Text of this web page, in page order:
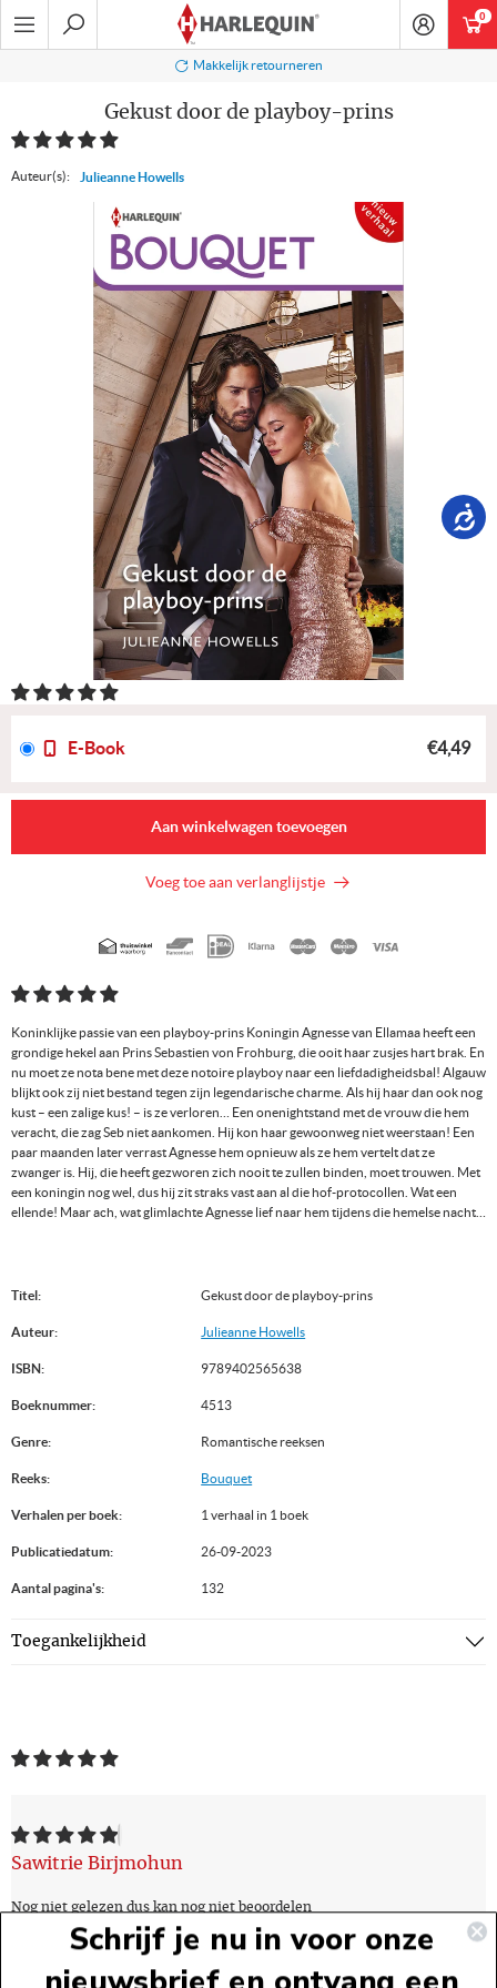
Ga
naar
Makkelijk retourneren
Gekust door de playboy-prins
Auteur(s): Julieanne Howells
Koninklijke passie van een playboy-prins Koningin Agnesse van Ellamaa heeft een
grondige hekel aan Prins Sebastien von Frohburg, die ooit haar zusjes hart brak. En
nu moet ze nota bene met deze notoire playboy naar een liefdadigheidsbal! Algauw
blijkt ook zij niet bestand tegen zijn legendarische charme. Als hij haar dan ook nog
kust – een zalige kus! – is ze verloren… Een onenightstand met de vrouw die hem
veracht, die zag Seb niet aankomen. Hij kon haar gewoonweg niet weerstaan! Een
paar maanden later verrast Agnesse hem opnieuw als ze hem vertelt dat ze
zwanger is. Hij, die heeft gezworen zich nooit te zullen binden, moet trouwen. Met
een koningin nog wel, dus hij zit straks vast aan al die hof-protocollen. Wat een
ellende! Maar ach, wat glimlachte Agnesse lief naar hem tijdens die hemelse nacht…
Titel: Gekust door de playboy-prins
Auteur: Julieanne Howells
ISBN: 9789402565638
Boeknummer: 4513
Genre: Romantische reeksen
Reeks: Bouquet
Verhalen per boek: 1 verhaal in 1 boek
Publicatiedatum: 26-09-2023
Aantal pagina's: 132
Toegankelijkheid
E-Book €4,49
Aan winkelwagen toevoegen
Voeg toe aan verlanglijstje
Geaccepteerde
Sawitrie Birjmohun
Nog niet gelezen dus kan nog niet beoordelen
0
Schrijf je nu in voor onze